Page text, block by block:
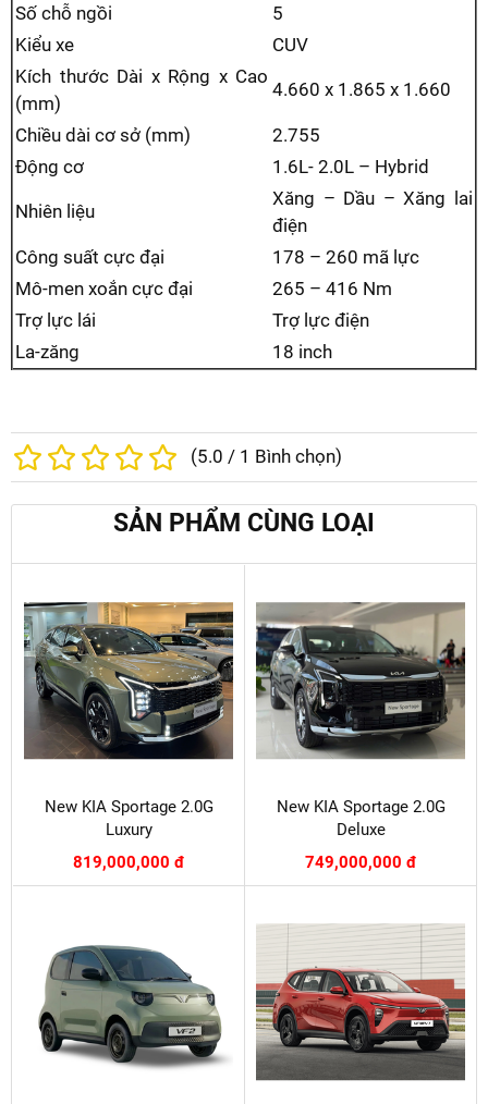
Số chỗ ngồi
5
Kiểu xe
CUV
Kích thước Dài x Rộng x Cao
(mm)
4.660 x 1.865 x 1.660
Chiều dài cơ sở (mm)
2.755
Động cơ
1.6L- 2.0L – Hybrid
Nhiên liệu
Xăng – Dầu – Xăng lai
điện
Công suất cực đại
178 – 260 mã lực
Mô-men xoắn cực đại
265 – 416 Nm
Trợ lực lái
Trợ lực điện
La-zăng
18 inch
(5.0 / 1 Bình chọn)
SẢN PHẨM CÙNG LOẠI
New KIA Sportage 2.0G
Luxury
819,000,000 đ
New KIA Sportage 2.0G
Deluxe
749,000,000 đ